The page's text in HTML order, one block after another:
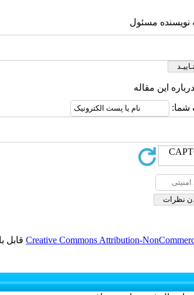
نویسنده مسئول
این مقاله
شما:
Creative Commons Attribution- قابل